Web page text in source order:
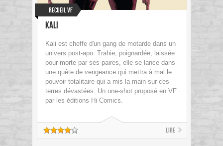
Recueil VF
Kali
Kali est cheffe d'un gang de motarde dans un
univers post-apo. Trahie, poignardée, laissée
pour morte par ses paires, elle se lance dans
une quête de vengeance qui mettra à mal le
pouvoir totalitaire qui a mis la main sur ces
terres dévastées. Un one-shot proposé en VF
par les éditions Hi Comics.
Lire